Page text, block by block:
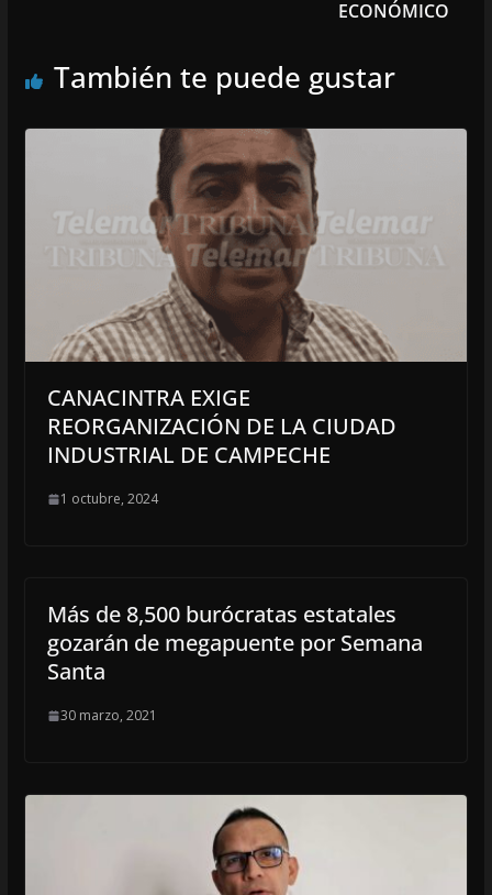
ECONÓMICO
También te puede gustar
CANACINTRA EXIGE
REORGANIZACIÓN DE LA CIUDAD
INDUSTRIAL DE CAMPECHE
1 octubre, 2024
Más de 8,500 burócratas estatales
gozarán de megapuente por Semana
Santa
30 marzo, 2021